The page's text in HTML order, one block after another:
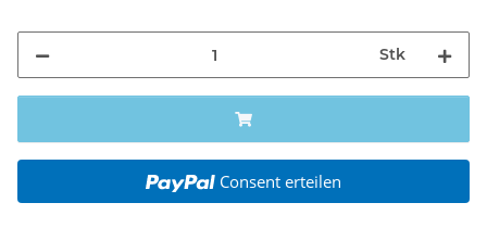
Stk
Consent erteilen